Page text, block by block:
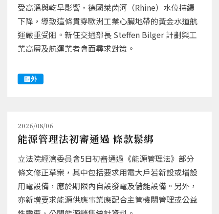
受高溫與乾旱影響，德國萊茵河（Rhine）水位持續
下降，導致這條貫穿歐洲工業心臟地帶的黃金水道航
運嚴重受阻。新任交通部長 Steffen Bilger 計劃與工
業高層及航運業者會面尋求對策。
國外
2026/08/06
能源管理法初審通過 條款鬆綁
立法院經濟委員會5日初審通過《能源管理法》部分
條文修正草案，其中包括要求用電大戶若新設或增設
用電設備，應於期限內自設發電及儲能設備。另外，
亦新增要求能源供應事業應配合主管機關管理或公益